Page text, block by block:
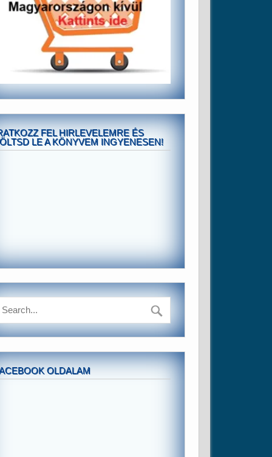
FEL HIRLEVELEMRE ÉS
LE A KÖNYVEM INGYENESEN!
OLDALAM